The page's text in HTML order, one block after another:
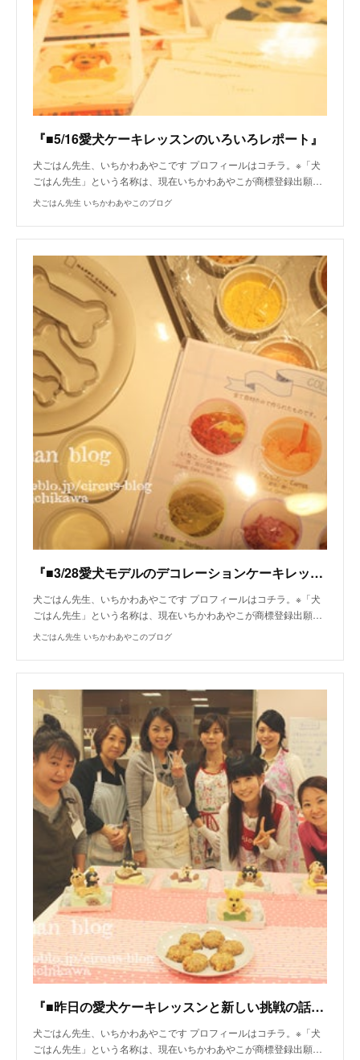
『■5/16愛犬ケーキレッスンのいろいろレポート』
犬ごはん先生、いちかわあやこです プロフィールはコチラ。※「犬
ごはん先生」という名称は、現在いちかわあやこが商標登録出願…
犬ごはん先生 いちかわあやこのブログ
『■3/28愛犬モデルのデコレーションケーキレッスンの話』
犬ごはん先生、いちかわあやこです プロフィールはコチラ。※「犬
ごはん先生」という名称は、現在いちかわあやこが商標登録出願…
犬ごはん先生 いちかわあやこのブログ
『■昨日の愛犬ケーキレッスンと新しい挑戦の話。』
犬ごはん先生、いちかわあやこです プロフィールはコチラ。※「犬
ごはん先生」という名称は、現在いちかわあやこが商標登録出願…